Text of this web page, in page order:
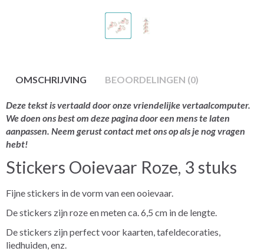
OMSCHRIJVING BEOORDELINGEN (0)
Deze tekst is vertaald door onze vriendelijke vertaalcomputer.
We doen ons best om deze pagina door een mens te laten
aanpassen. Neem gerust contact met ons op als je nog vragen
hebt!
Stickers Ooievaar Roze, 3 stuks
Fijne stickers in de vorm van een ooievaar.
De stickers zijn roze en meten ca. 6,5 cm in de lengte.
De stickers zijn perfect voor kaarten, tafeldecoraties,
liedhuiden, enz.